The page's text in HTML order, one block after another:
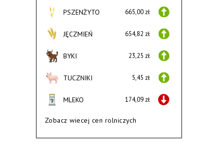
PSZENŻYTO 665,00 zł
JĘCZMIEŃ 654,82 zł
BYKI 23,25 zł
TUCZNIKI 5,45 zł
MLEKO 174,09 zł
Zobacz wiecej cen rolniczych